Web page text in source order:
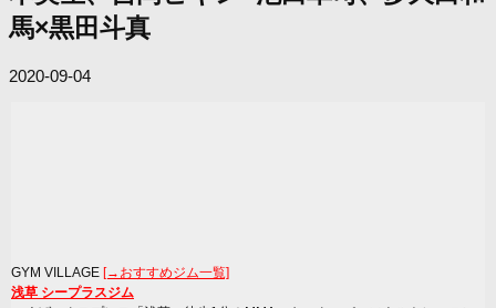
馬×黒田斗真
2020-09-04
GYM VILLAGE [→おすすめジム一覧]
浅草 シープラスジム